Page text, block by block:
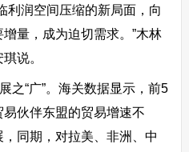
利润空间压缩的新局面，向
量，成为迫切需求。”木林
说。
之“广”。海关数据显示，前5
伙伴东盟的贸易增速不
同期，对拉美、非洲、中